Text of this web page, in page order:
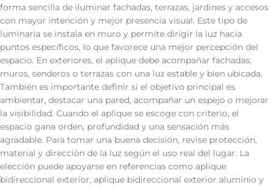
forma sencilla de iluminar fachadas, terrazas, jardines y accesos
con mayor intención y mejor presencia visual. Este tipo de
luminaria se instala en muro y permite dirigir la luz hacia
puntos específicos, lo que favorece una mejor percepción del
espacio. En exteriores, el aplique debe acompañar fachadas,
muros, senderos o terrazas con una luz estable y bien ubicada.
También es importante definir si el objetivo principal es
ambientar, destacar una pared, acompañar un espejo o mejorar
la visibilidad. Cuando el aplique se escoge con criterio, el
espacio gana orden, profundidad y una sensación más
agradable. Para tomar una buena decisión, revise protección,
material y dirección de la luz según el uso real del lugar. La
elección puede apoyarse en referencias como aplique
bidireccional exterior, aplique bidireccional exterior aluminio y